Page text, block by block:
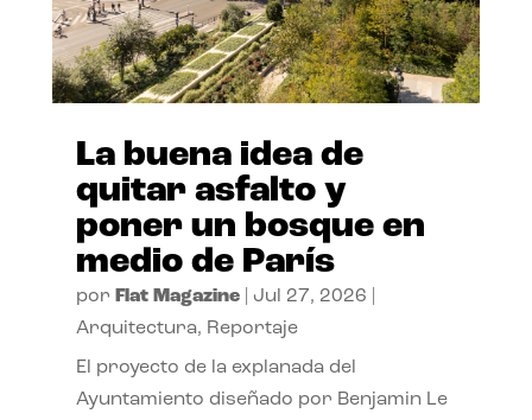
La buena idea de
quitar asfalto y
poner un bosque en
medio de París
por Flat Magazine| Jul 27, 2026
Arquitectura, Reportaje
El proyecto de la explanada del
Ayuntamiento diseñado por Benjamin Le